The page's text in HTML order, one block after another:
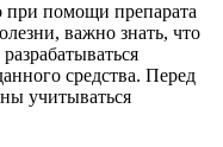
при помощи препарата
важно знать, что
средства. Перед
учитываться